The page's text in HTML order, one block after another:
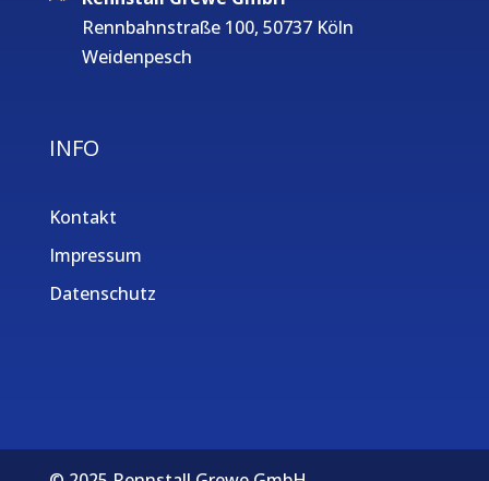
Rennbahnstraße 100, 50737 Köln
Weidenpesch
INFO
Kontakt
Impressum
Datenschutz